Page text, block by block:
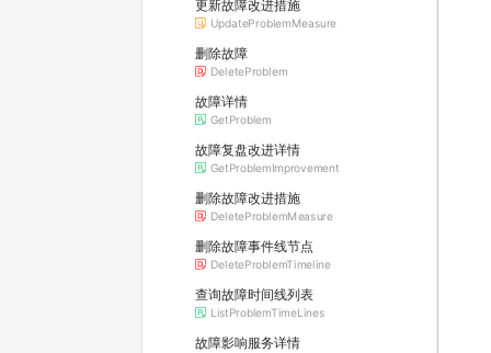
更新故障改进措施
UpdateProblemMeasure
删除故障
DeleteProblem
故障详情
GetProblem
故障复盘改进详情
GetProblemImprovement
删除故障改进措施
DeleteProblemMeasure
删除故障事件线节点
DeleteProblemTimeline
查询故障时间线列表
ListProblemTimeLines
故障影响服务详情